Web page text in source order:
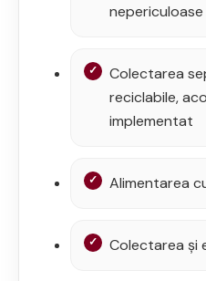
nepericuloase
Colectarea
reciclabile,
implementat
Alimentarea
Colectarea și